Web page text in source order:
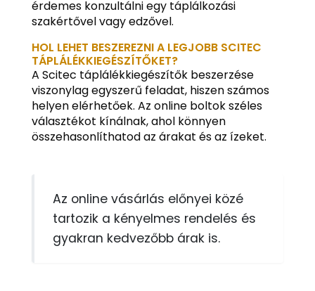
érdemes konzultálni egy táplálkozási
szakértővel vagy edzővel.
HOL LEHET BESZEREZNI A LEGJOBB SCITEC
TÁPLÁLÉKKIEGÉSZÍTŐKET?
A Scitec táplálékkiegészítők beszerzése
viszonylag egyszerű feladat, hiszen számos
helyen elérhetőek. Az online boltok széles
választékot kínálnak, ahol könnyen
összehasonlíthatod az árakat és az ízeket.
Az online vásárlás előnyei közé
tartozik a kényelmes rendelés és
gyakran kedvezőbb árak is.